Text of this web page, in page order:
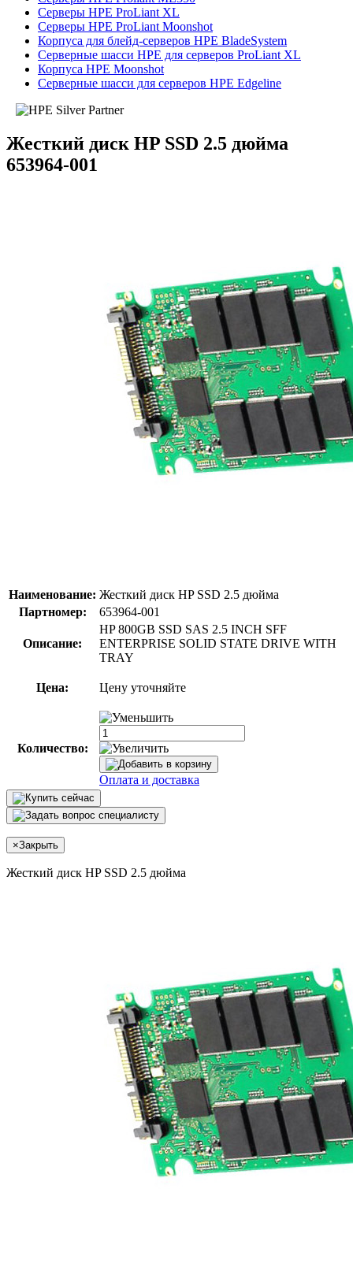
Серверы HPE ProLiant XL
Серверы HPE ProLiant Moonshot
Корпуса для блейд-серверов HPE BladeSystem
Серверные шасси HPE для серверов ProLiant XL
Корпуса HPE Moonshot
Серверные шасси для серверов HPE Edgeline
Жесткий диск HP SSD 2.5 дюйма
653964-001
Наименование: Жесткий диск HP SSD 2.5 дюйма
Партномер:
653964-001
Описание:
HP 800GB SSD SAS 2.5 INCH SFF
ENTERPRISE SOLID STATE DRIVE WITH
TRAY
Цена: Цену уточняйте
Количество:
Оплата и доставка
×Закрыть
Жесткий диск HP SSD 2.5 дюйма